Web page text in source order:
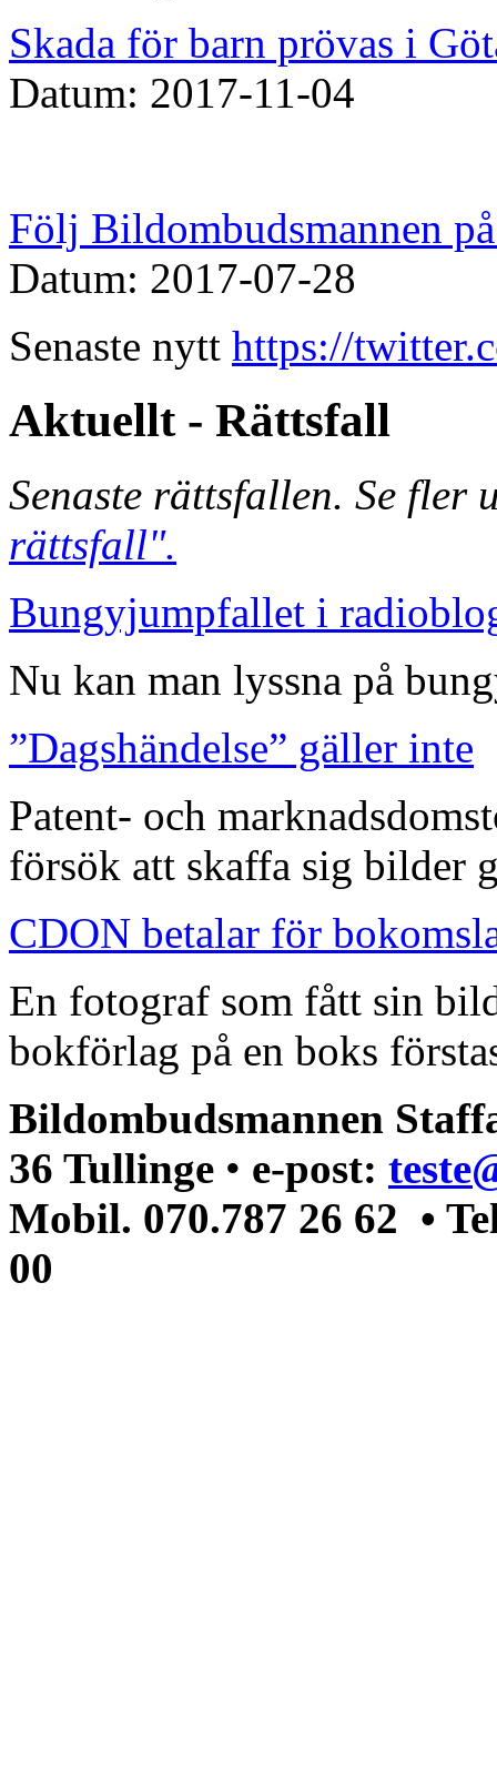
Skada för barn prövas i
Datum: 2017-11-04
Följ Bildombudsmannen
Datum: 2017-07-28
Senaste nytt https://
Aktuellt - Rättsfall
Senaste rättsfallen. Se
rättsfall".
Bungyjumpfallet i
Nu kan man lyssna på
”Dagshändelse” gäller inte
Patent- och
försök att skaffa sig bilder
CDON betalar för
En fotograf som fått sin
bokförlag på en boks
Bildombudsmannen
36 Tullinge • e-post:
Mobil. 070.787 26 62 •
00